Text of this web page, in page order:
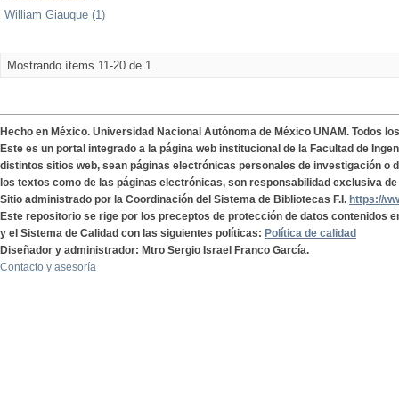
William Giauque (1)
Mostrando ítems 11-20 de 1
Hecho en México. Universidad Nacional Autónoma de México UNAM. Todos
Este es un portal integrado a la página web institucional de la Facultad de
distintos sitios web, sean páginas electrónicas personales de investigación o
los textos como de las páginas electrónicas, son responsabilidad exclusiva
Sitio administrado por la Coordinación del Sistema de Bibliotecas F.I. https://
Este repositorio se rige por los preceptos de protección de datos contenidos
y el Sistema de Calidad con las siguientes políticas: Política de calidad
Diseñador y administrador: Mtro Sergio Israel Franco García.
Contacto y asesoría